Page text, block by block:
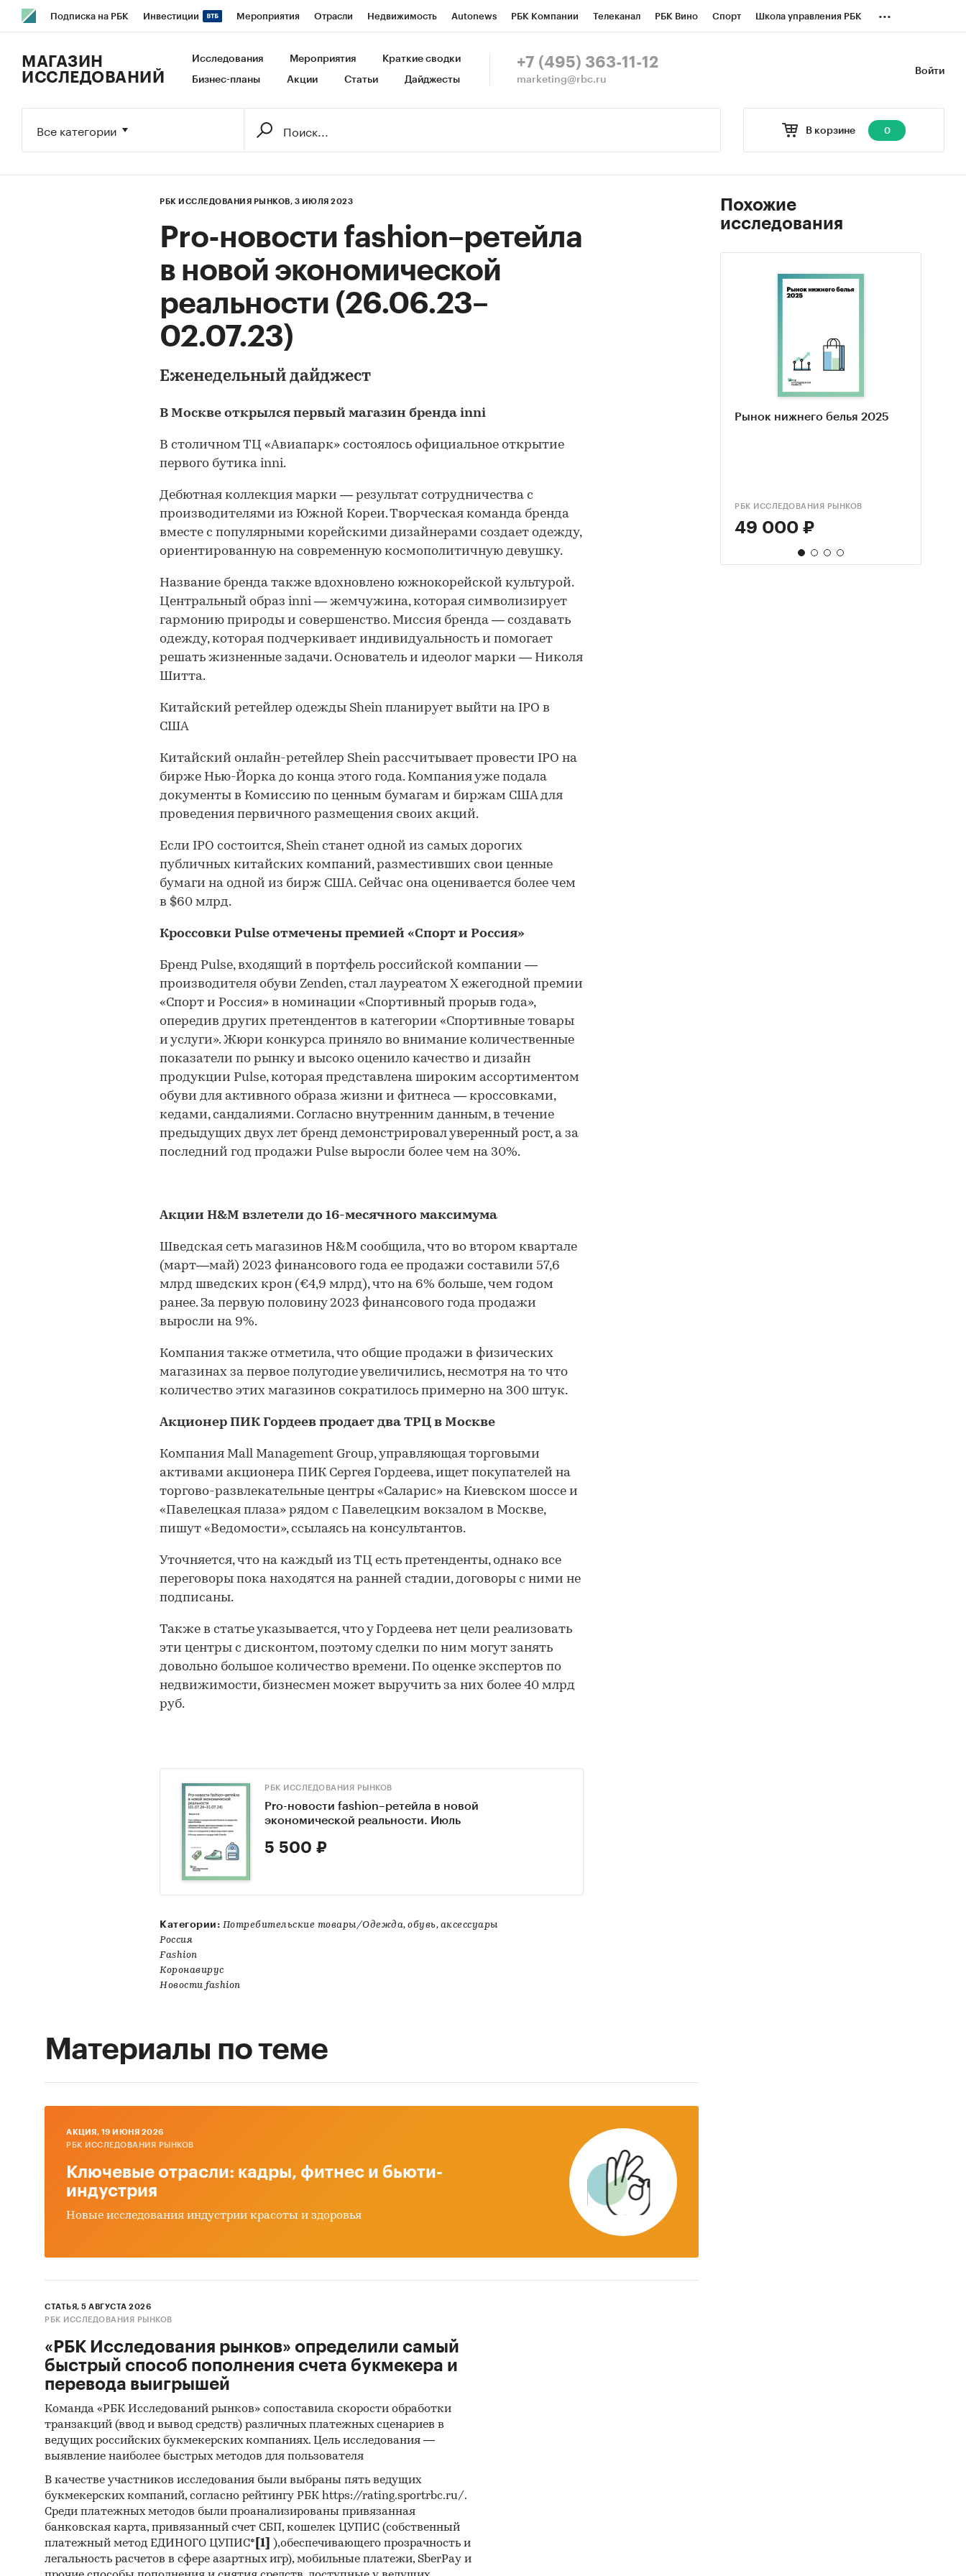
Подписка на РБК Инвестиции Мероприятия Отрасли Недвижимость Autonews РБК Компании Телеканал РБК Вино Спорт Школа управления РБК
Исследования Кредитные рейтинги Франшизы Газета Спецпроекты СПб Конференции СПб Спецпроекты
...
Войти
МАГАЗИН
ИССЛЕДОВАНИЙ
Исследования Мероприятия Краткие сводки
Бизнес-планы Акции Статьи Дайджесты
+7 (495) 363-11-12
marketing@rbc.ru
В корзине 0
Все категории
РБК ИССЛЕДОВАНИЯ РЫНКОВ, 3 ИЮЛЯ 2023
Pro-новости fashion–ретейла
в новой экономической
реальности (26.06.23–
02.07.23)
Еженедельный дайджест
В Москве открылся первый магазин бренда inni
В столичном ТЦ «Авиапарк» состоялось официальное открытие
первого бутика inni.
Дебютная коллекция марки — результат сотрудничества с
производителями из Южной Кореи. Творческая команда бренда
вместе с популярными корейскими дизайнерами создает одежду,
ориентированную на современную космополитичную девушку.
Название бренда также вдохновлено южнокорейской культурой.
Центральный образ inni — жемчужина, которая символизирует
гармонию природы и совершенство. Миссия бренда — создавать
одежду, которая подчеркивает индивидуальность и помогает
решать жизненные задачи. Основатель и идеолог марки — Николя
Шитта.
Китайский ретейлер одежды Shein планирует выйти на IPO в
США
Китайский онлайн-ретейлер Shein рассчитывает провести IPO на
бирже Нью-Йорка до конца этого года. Компания уже подала
документы в Комиссию по ценным бумагам и биржам США для
проведения первичного размещения своих акций.
Если IPO состоится, Shein станет одной из самых дорогих
публичных китайских компаний, разместивших свои ценные
бумаги на одной из бирж США. Сейчас она оценивается более чем
в $60 млрд.
Кроссовки Pulse отмечены премией «Спорт и Россия»
Бренд Pulse, входящий в портфель российской компании —
производителя обуви Zenden, стал лауреатом Х ежегодной премии
«Спорт и Россия» в номинации «Спортивный прорыв года»,
опередив других претендентов в категории «Спортивные товары
и услуги». Жюри конкурса приняло во внимание количественные
показатели по рынку и высоко оценило качество и дизайн
продукции Pulse, которая представлена широким ассортиментом
обуви для активного образа жизни и фитнеса — кроссовками,
кедами, сандалиями. Согласно внутренним данным, в течение
предыдущих двух лет бренд демонстрировал уверенный рост, а за
последний год продажи Pulse выросли более чем на 30%.
Акции H&M взлетели до 16-месячного максимума
Шведская сеть магазинов H&M сообщила, что во втором квартале
(март—май) 2023 финансового года ее продажи составили 57,6
млрд шведских крон (€4,9 млрд), что на 6% больше, чем годом
ранее. За первую половину 2023 финансового года продажи
выросли на 9%.
Компания также отметила, что общие продажи в физических
магазинах за первое полугодие увеличились, несмотря на то что
количество этих магазинов сократилось примерно на 300 штук.
Акционер ПИК Гордеев продает два ТРЦ в Москве
Компания Mall Management Group, управляющая торговыми
активами акционера ПИК Сергея Гордеева, ищет покупателей на
торгово-развлекательные центры «Саларис» на Киевском шоссе и
«Павелецкая плаза» рядом с Павелецким вокзалом в Москве,
пишут «Ведомости», ссылаясь на консультантов.
Уточняется, что на каждый из ТЦ есть претенденты, однако все
переговоры пока находятся на ранней стадии, договоры с ними не
подписаны.
Также в статье указывается, что у Гордеева нет цели реализовать
эти центры с дисконтом, поэтому сделки по ним могут занять
довольно большое количество времени. По оценке экспертов по
недвижимости, бизнесмен может выручить за них более 40 млрд
руб.
РБК ИССЛЕДОВАНИЯ РЫНКОВ
Pro-новости fashion–ретейла в новой
экономической реальности. Июль
5 500 ₽
Категории: Потребительские товары/Одежда, обувь, аксессуары
Россия
Fashion
Коронавирус
Новости fashion
Похожие
исследования
Рынок нижнего белья 2025
РБК ИССЛЕДОВАНИЯ РЫНКОВ
49 000 ₽
Материалы по теме
AКЦИЯ, 19 ИЮНЯ 2026
РБК ИССЛЕДОВАНИЯ РЫНКОВ
Ключевые отрасли: кадры, фитнес и бьюти-
индустрия
Новые исследования индустрии красоты и здоровья
СТАТЬЯ, 5 АВГУСТА 2026
РБК ИССЛЕДОВАНИЯ РЫНКОВ
«РБК Исследования рынков» определили самый
быстрый способ пополнения счета букмекера и
перевода выигрышей
Команда «РБК Исследований рынков» сопоставила скорости обработки
транзакций (ввод и вывод средств) различных платежных сценариев в
ведущих российских букмекерских компаниях. Цель исследования —
выявление наиболее быстрых методов для пользователя
В качестве участников исследования были выбраны пять ведущих
букмекерских компаний, согласно рейтингу РБК https://rating.sportrbc.ru/.
Среди платежных методов были проанализированы привязанная
банковская карта, привязанный счет СБП, кошелек ЦУПИС (собственный
платежный метод ЕДИНОГО ЦУПИС* [1]
),обеспечивающего прозрачность и
легальность расчетов в сфере азартных игр), мобильные платежи, SberPay и